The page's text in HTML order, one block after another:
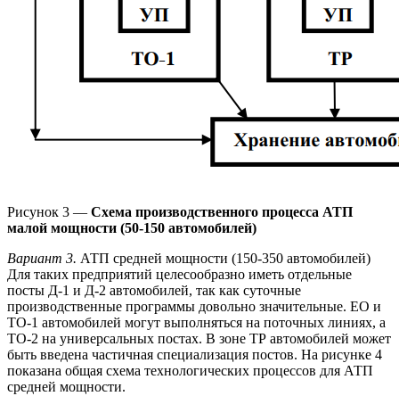
Рисунок 3 — Схема производственного процесса АТП
малой мощности (50-150 автомобилей)
Вариант 3. АТП средней мощности (150-350 автомобилей)
Для таких предприятий целесообразно иметь отдельные
посты Д-1 и Д-2 автомобилей, так как суточные
производственные программы довольно значительные. ЕО и
ТО-1 автомобилей могут выполняться на поточных линиях, а
ТО-2 на универсальных постах. В зоне ТР автомобилей может
быть введена частичная специализация постов. На рисунке 4
показана общая схема технологических процессов для АТП
средней мощности.